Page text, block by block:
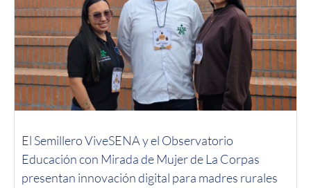
El Semillero ViveSENA y el Observatorio
Educación con Mirada de Mujer de La Corpas
presentan innovación digital para madres rurales